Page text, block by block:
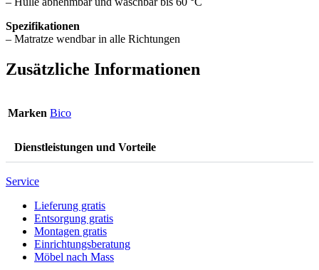
Spezifikationen
– Matratze wendbar in alle Richtungen
Zusätzliche Informationen
Marken Bico
Dienstleistungen und Vorteile
Service
Lieferung gratis
Entsorgung gratis
Montagen gratis
Einrichtungsberatung
Möbel nach Mass